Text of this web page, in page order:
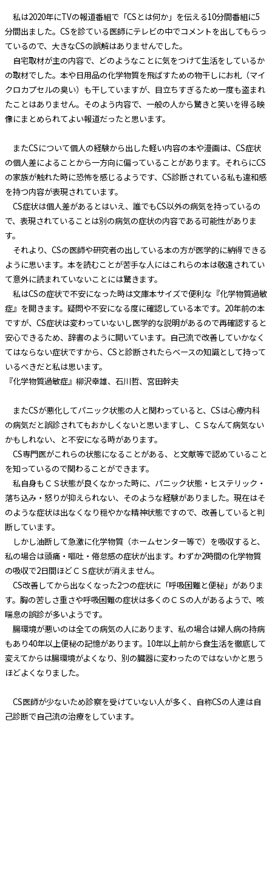
私は2020年にTVの報道番組で「CSとは何か」を伝える10分間番組に5
分間出ました。CSを診ている医師にテレビの中でコメントを出してもらっ
ているので、大きなCSの誤解はありませんでした。
自宅取材が主の内容で、どのようなことに気をつけて生活をしているか
の取材でした。本や日用品の化学物質を飛ばすための物干しにお札（マイ
クロカプセルの臭い）も干していますが、目立ちすぎるため一度も盗まれ
たことはありません。そのよう内容で、一般の人から驚きと笑いを得る映
像にまとめられてよい報道だったと思います。
またCSについて個人の経験から出した軽い内容の本や漫画は、CS症状
の個人差によることから一方向に偏っていることがあります。それらにCS
の家族が触れた時に恐怖を感じるようです、CS診断されている私も違和感
を持つ内容が表現されています。
CS症状は個人差があるとはいえ、誰でもCS以外の病気を持っているの
で、表現されていることは別の病気の症状の内容である可能性がありま
す。
それより、CSの医師や研究者の出している本の方が医学的に納得できる
ように思います。本を読むことが苦手な人にはこれらの本は敬遠されてい
て意外に読まれていないことには驚きます。
私はCSの症状で不安になった時は文庫本サイズで便利な『化学物質過敏
症』を開きます。疑問や不安になる度に確認している本です。20年前の本
ですが、CS症状は変わっていないし医学的な説明があるので再確認すると
安心できるため、辞書のように開いています。自己流で改善していかなく
てはならない症状ですから、CSと診断されたらベースの知識として持って
いるべきだと私は思います。
『化学物質過敏症』柳沢幸雄、石川哲、宮田幹夫
またCSが悪化してパニック状態の人と関わっていると、CSは心療内科
の病気だと誤診されてもおかしくないと思いますし、ＣＳなんて病気ない
かもしれない、と不安になる時があります。
CS専門医がこれらの状態になることがある、と文献等で認めていること
を知っているので関わることができます。
私自身もＣＳ状態が良くなかった時に、パニック状態・ヒステリック・
落ち込み・怒りが抑えられない、そのような経験がありました。現在はそ
のような症状は出なくなり穏やかな精神状態ですので、改善していると判
断しています。
しかし油断して急激に化学物質（ホームセンター等で）を吸収すると、
私の場合は頭痛・嘔吐・倦怠感の症状が出ます。わずか2時間の化学物質
の吸収で2日間ほどＣＳ症状が消えません。
CS改善してから出なくなった2つの症状に「呼吸困難と便秘」がありま
す。胸の苦しさ重さや呼吸困難の症状は多くのＣＳの人があるようで、咳
喘息の誤診が多いようです。
腸環境が悪いのは全ての病気の人にあります、私の場合は婦人病の持病
もあり40年以上便秘の記憶があります。10年以上前から食生活を徹底して
変えてからは腸環境がよくなり、別の臓器に変わったのではないかと思う
ほどよくなりました。
CS医師が少ないため診察を受けていない人が多く、自称CSの人達は自
己診断で自己流の治療をしています。